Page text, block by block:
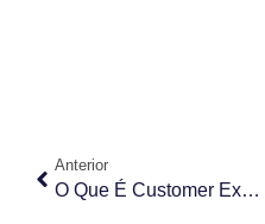
Anterior
O Que É Customer Experience Management (CXM)?